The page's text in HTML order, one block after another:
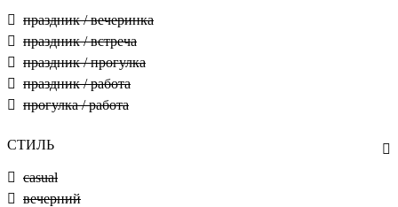
праздник / вечеринка
праздник / встреча
праздник / прогулка
праздник / работа
прогулка / работа
СТИЛЬ
casual
вечерний